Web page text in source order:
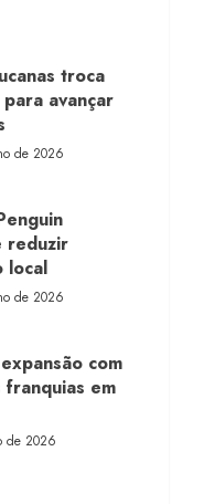
troca
avançar
de 2026
reduzir
local
de 2026
com
em
de 2026